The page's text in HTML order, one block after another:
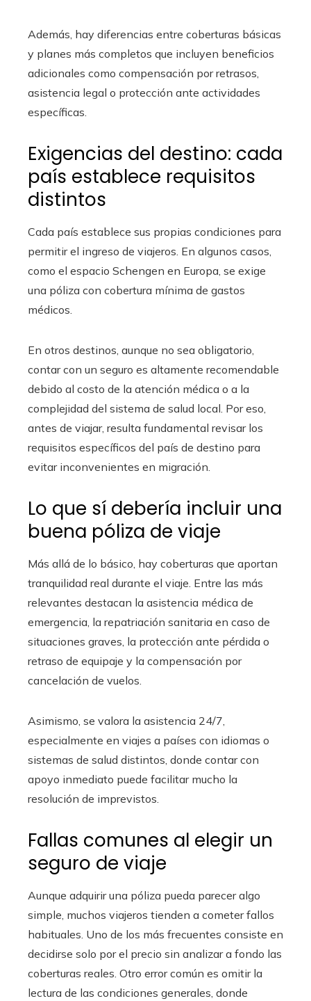
Además, hay diferencias entre coberturas básicas
y planes más completos que incluyen beneficios
adicionales como compensación por retrasos,
asistencia legal o protección ante actividades
específicas.
Exigencias del destino: cada
país establece requisitos
distintos
Cada país establece sus propias condiciones para
permitir el ingreso de viajeros. En algunos casos,
como el espacio Schengen en Europa, se exige
una póliza con cobertura mínima de gastos
médicos.
En otros destinos, aunque no sea obligatorio,
contar con un seguro es altamente recomendable
debido al costo de la atención médica o a la
complejidad del sistema de salud local. Por eso,
antes de viajar, resulta fundamental revisar los
requisitos específicos del país de destino para
evitar inconvenientes en migración.
Lo que sí debería incluir una
buena póliza de viaje
Más allá de lo básico, hay coberturas que aportan
tranquilidad real durante el viaje. Entre las más
relevantes destacan la asistencia médica de
emergencia, la repatriación sanitaria en caso de
situaciones graves, la protección ante pérdida o
retraso de equipaje y la compensación por
cancelación de vuelos.
Asimismo, se valora la asistencia 24/7,
especialmente en viajes a países con idiomas o
sistemas de salud distintos, donde contar con
apoyo inmediato puede facilitar mucho la
resolución de imprevistos.
Fallas comunes al elegir un
seguro de viaje
Aunque adquirir una póliza pueda parecer algo
simple, muchos viajeros tienden a cometer fallos
habituales. Uno de los más frecuentes consiste en
decidirse solo por el precio sin analizar a fondo las
coberturas reales. Otro error común es omitir la
lectura de las condiciones generales, donde